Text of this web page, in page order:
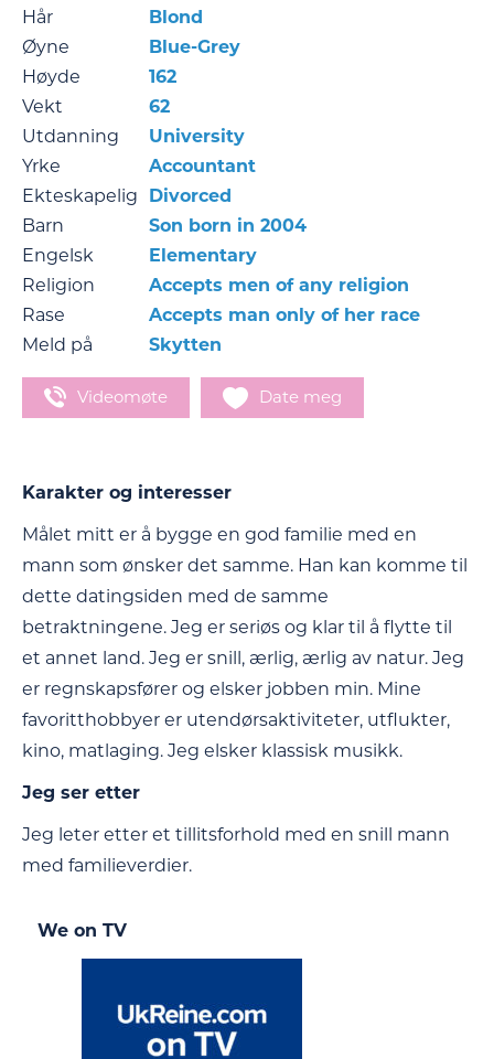
Hår
Blond
Øyne
Blue-Grey
Høyde
162
Vekt
62
Utdanning
University
Yrke
Accountant
Ekteskapelig
Divorced
Barn
Son born in 2004
Engelsk
Elementary
Religion
Accepts men of any religion
Rase
Accepts man only of her race
Meld på
Skytten
Videomøte Date meg
Karakter og interesser
Målet mitt er å bygge en god familie med en
mann som ønsker det samme. Han kan komme til
dette datingsiden med de samme
betraktningene. Jeg er seriøs og klar til å flytte til
et annet land. Jeg er snill, ærlig, ærlig av natur. Jeg
er regnskapsfører og elsker jobben min. Mine
favoritthobbyer er utendørsaktiviteter, utflukter,
kino, matlaging. Jeg elsker klassisk musikk.
Jeg ser etter
Jeg leter etter et tillitsforhold med en snill mann
med familieverdier.
We on TV